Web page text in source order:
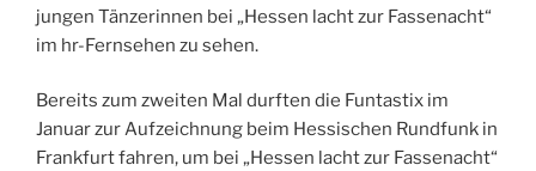
jungen Tänzerinnen bei „Hessen lacht zur Fassenacht“
im hr-Fernsehen zu sehen.
Bereits zum zweiten Mal durften die Funtastix im
Januar zur Aufzeichnung beim Hessischen Rundfunk in
Frankfurt fahren, um bei „Hessen lacht zur Fassenacht“